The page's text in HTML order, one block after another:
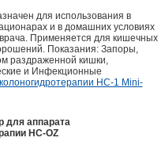
для использования в
и в домашних условиях
Применяется для кишечных
Показания: Запоры,
раздраженной кишки,
и Инфекционные
HC-1 Mini-
для аппарата
HC-OZ